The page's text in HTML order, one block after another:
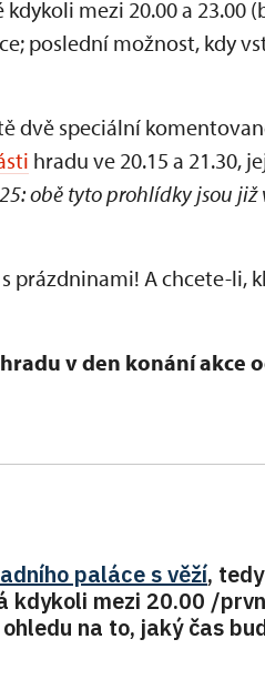
mezi 20.00 a 23.00
poslední možnost, kdy
dvě speciální
hradu ve 20.15 a 21.30,
obě tyto prohlídky jsou již
prázdninami! A chcete-li,
v den konání akce
paláce s věží,
kdykoli mezi 20.00 /
na to, jaký čas